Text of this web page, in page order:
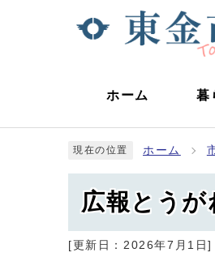
ホーム 暮
現在の位置 ホーム
広報とう
[更新日： 2026年7月1日]